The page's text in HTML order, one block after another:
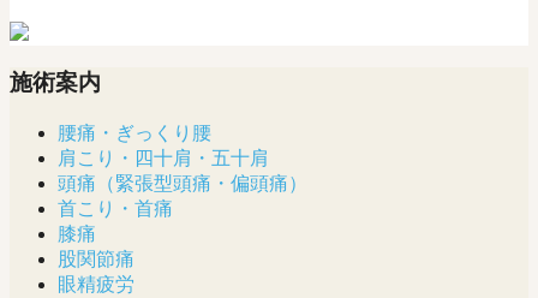
施術案内
腰痛・ぎっくり腰
肩こり・四十肩・五十肩
頭痛（緊張型頭痛・偏頭痛）
首こり・首痛
膝痛
股関節痛
眼精疲労